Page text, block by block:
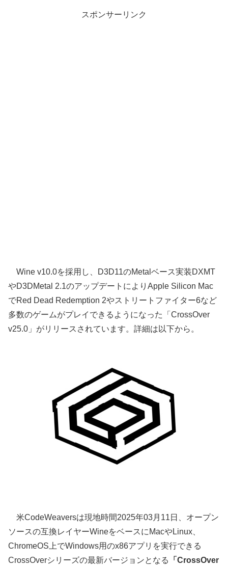
スポンサーリンク
Wine v10.0を採用し、D3D11のMetalベース実装DXMT
やD3DMetal 2.1のアップデートによりApple Silicon Mac
でRed Dead Redemption 2やストリートファイター6など
多数のゲームがプレイできるようになった「CrossOver
v25.0」がリリースされています。詳細は以下から。
米CodeWeaversは現地時間2025年03月11日、オープン
ソースの互換レイヤーWineをベースにMacやLinux、
ChromeOS上でWindows用のx86アプリを実行できる
CrossOverシリーズの最新バージョンとなる
「CrossOver